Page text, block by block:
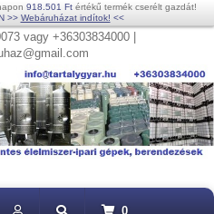
918.501 Ft értékű termék cserélt gazdát!
>> Webáruházat indítok! <<
vagy +36303834000 |
0